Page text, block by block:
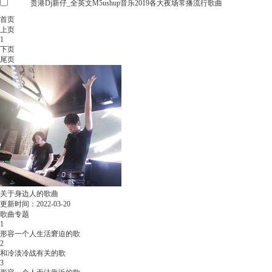
贵港Dj新仔_全英文M5ushup音乐2019各大夜场常播流行歌曲
首页
上页
1
下页
尾页
关于身边人的歌曲
更新时间：2022-03-20
专辑介绍：
一些关于身边人的歌曲,每天推荐最新最好
听的劲爆的一些关于身边人的音乐在线试
听下载!
歌曲专题
1
形容一个人生活窘迫的歌
2
和冷淡冷战有关的歌
3